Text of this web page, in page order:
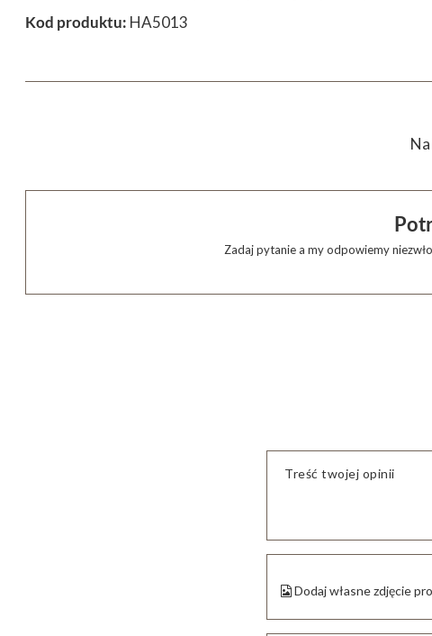
Kod produktu: HA5013
Zadaj pytanie a my odpowiemy
Treść twojej opinii
Dodaj własne zdjęcie